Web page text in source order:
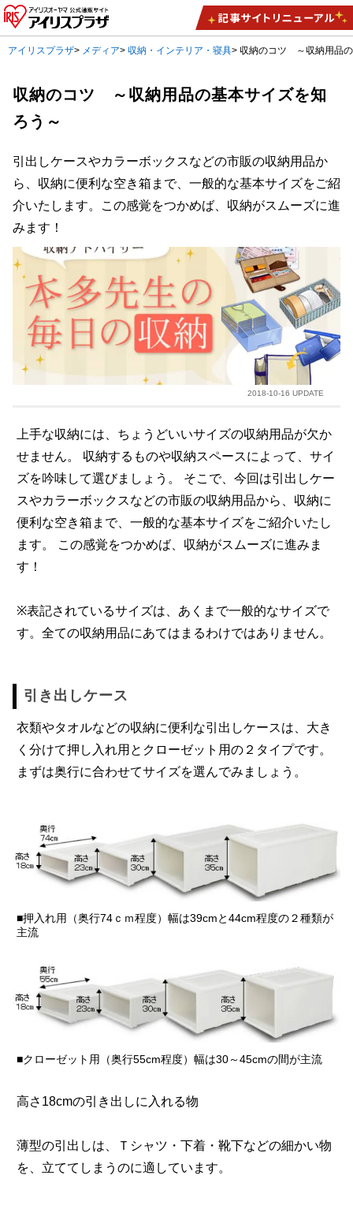
アイリスプラザ> メディア>収納・インテリア・寝具>収納のコツ ～収納用品
収納のコツ ～収納用品の基本サイズを知
ろう～
引出しケースやカラーボックスなどの市販の収納用品か
ら、収納に便利な空き箱まで、一般的な基本サイズをご紹
介いたします。この感覚をつかめば、収納がスムーズに進
みます！
2018-10-16 UPDATE
上手な収納には、ちょうどいいサイズの収納用品が欠か
せません。 収納するものや収納スペースによって、サイ
ズを吟味して選びましょう。 そこで、今回は引出しケー
スやカラーボックスなどの市販の収納用品から、収納に
便利な空き箱まで、一般的な基本サイズをご紹介いたし
ます。 この感覚をつかめば、収納がスムーズに進みま
す！
※表記されているサイズは、あくまで一般的なサイズで
す。全ての収納用品にあてはまるわけではありません。
引き出しケース
衣類やタオルなどの収納に便利な引出しケースは、大き
く分けて押し入れ用とクローゼット用の２タイプです。
まずは奥行に合わせてサイズを選んでみましょう。
■押入れ用（奥行74ｃｍ程度）幅は39cmと44cm程度の２種類が
主流
■クローゼット用（奥行55cm程度）幅は30～45cmの間が主流
高さ18cmの引き出しに入れる物
薄型の引出しは、Ｔシャツ・下着・靴下などの細かい物
を、立ててしまうのに適しています。